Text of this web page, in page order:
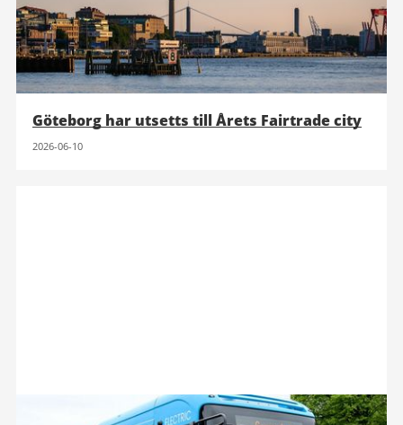
Göteborg har utsetts till Årets Fairtrade city
2026-06-10